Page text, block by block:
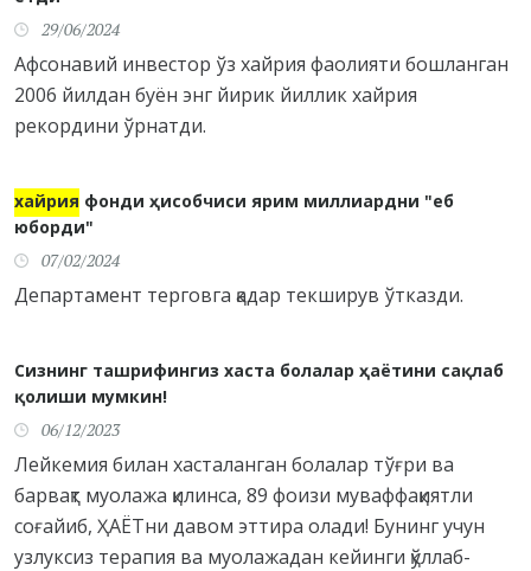
29/06/2024
Афсонавий инвестор ўз хайрия фаолияти бошланган
2006 йилдан буён энг йирик йиллик хайрия
рекордини ўрнатди.
хайрия фонди ҳисобчиси ярим миллиардни "еб
юборди"
07/02/2024
Департамент терговга қадар текширув ўтказди.
Сизнинг ташрифингиз хаста болалар ҳаётини сақлаб
қолиши мумкин!
06/12/2023
Лейкемия билан хасталанган болалар тўғри ва
барвақт муолажа қилинса, 89 фоизи муваффақиятли
соғайиб, ҲАЁТни давом эттира олади! Бунинг учун
узлуксиз терапия ва муолажадан кейинги қўллаб-